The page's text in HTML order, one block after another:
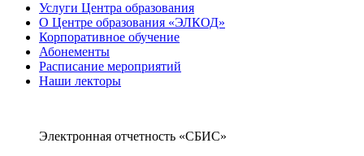
Услуги Центра образования
О Центре образования «ЭЛКОД»
Корпоративное обучение
Абонементы
Расписание мероприятий
Наши лекторы
Электронная отчетность «СБИС»